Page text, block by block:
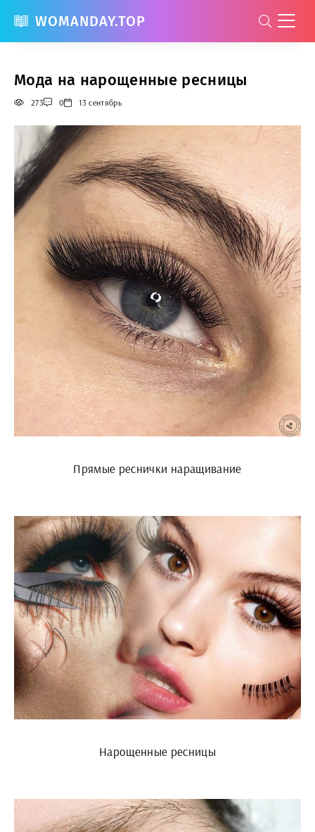
WOMANDAY.TOP
Мода на нарощенные ресницы
273 0 13 сентябрь
Прямые реснички наращивание
Нарощенные ресницы